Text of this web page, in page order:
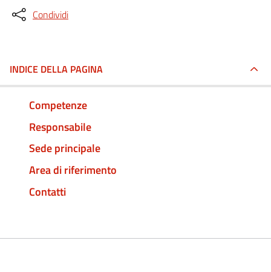
Condividi
INDICE DELLA PAGINA
Competenze
Responsabile
Sede principale
Area di riferimento
Contatti